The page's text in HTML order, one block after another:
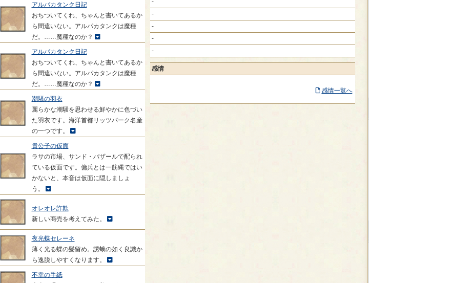
アルパカタンク日記
おちついてくれ、ちゃんと書いてあるか
ら間違いない。アルパカタンクは魔種
だ。……魔種なのか？
アルパカタンク日記
おちついてくれ、ちゃんと書いてあるか
ら間違いない。アルパカタンクは魔種
だ。……魔種なのか？
潮騒の羽衣
麗らかな潮騒を思わせる鮮やかに色づい
た羽衣です。海洋首都リッツパーク名産
の一つです。
貴公子の仮面
ラサの市場、サンド・バザールで配られ
ている仮面です。傭兵とは一筋縄ではい
かないと、本音は仮面に隠しましょ
う。
オレオレ詐欺
新しい商売を考えてみた。
夜光蝶セレーネ
薄く光る蝶の髪留め。誘蛾の如く良識か
ら逸脱しやすくなります。
不幸の手紙
-
-
-
-
-
感情
感情一覧へ